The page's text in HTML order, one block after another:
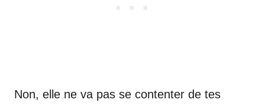
Non, elle ne va pas se contenter de tes